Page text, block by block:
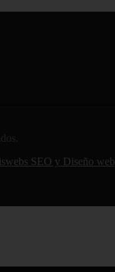
SEO y Diseño web